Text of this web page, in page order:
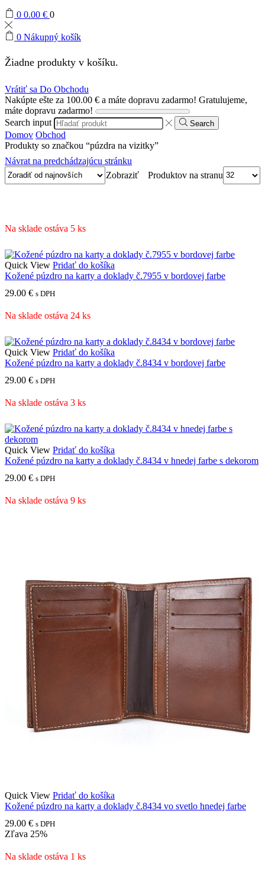
0 0.00 € 0
0 Nákupný košík
Žiadne produkty v košíku.
Vrátiť sa Do Obchodu
Nakúpte ešte za 100.00 € a máte dopravu zadarmo! Gratulujeme,
máte dopravu zadarmo!
Search input
Search
Domov Obchod
Produkty so značkou “púzdra na vizitky”
Návrat na predchádzajúcu stránku
Zobraziť
Produktov na stranu
Na sklade ostáva 5 ks
Quick View Pridať do košíka
Kožené púzdro na karty a doklady č.7955 v bordovej farbe
29.00 € s DPH
Na sklade ostáva 24 ks
Quick View Pridať do košíka
Kožené púzdro na karty a doklady č.8434 v bordovej farbe
29.00 € s DPH
Na sklade ostáva 3 ks
Quick View Pridať do košíka
Kožené púzdro na karty a doklady č.8434 v hnedej farbe s dekorom
29.00 € s DPH
Na sklade ostáva 9 ks
Quick View Pridať do košíka
Kožené púzdro na karty a doklady č.8434 vo svetlo hnedej farbe
29.00 € s DPH
Zľava 25%
Na sklade ostáva 1 ks